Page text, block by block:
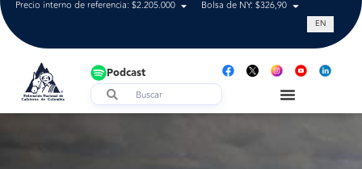
Precio interno de referencia: $2.205.000 Bolsa de NY: $326,90 Tasa de
EN
Podcast